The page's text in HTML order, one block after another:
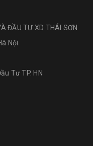
ĐẦU TƯ XD THÁI SƠN
Nội
Tư TP. HN